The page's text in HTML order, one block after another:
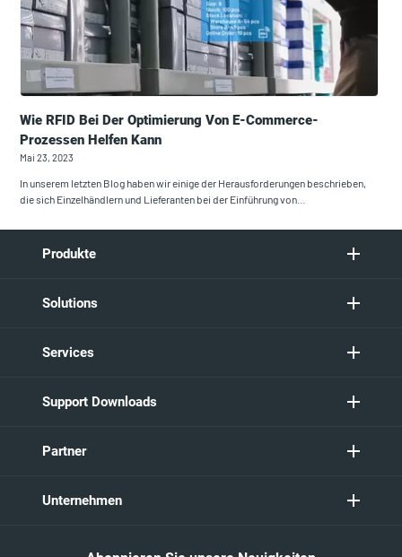
Wie RFID Bei Der Optimierung Von E-Commerce-
Prozessen Helfen Kann
Mai 23, 2023
In unserem letzten Blog haben wir einige der Herausforderungen beschrieben,
die sich Einzelhändlern und Lieferanten bei der Einführung von…
Produkte
Solutions
Services
Support Downloads
Partner
Unternehmen